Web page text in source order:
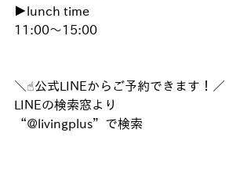
▶︎lunch time
11:00〜15:00
＼☝︎公式LINEからご予約できます！／
LINEの検索窓より
“@livingplus”で検索